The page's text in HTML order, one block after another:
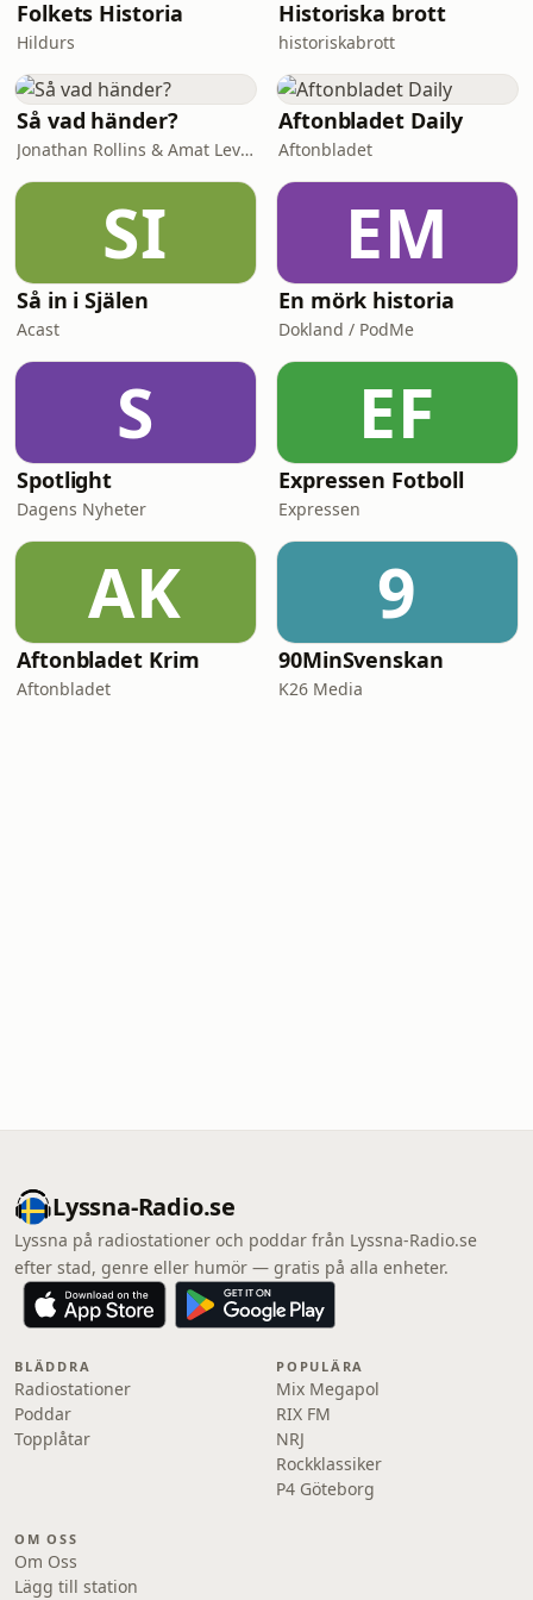
Folkets Historia
Hildurs
Historiska brott
historiskabrott
Så vad händer?
Jonathan Rollins & Amat Levin
Aftonbladet Daily
Aftonbladet
SI
Så in i Själen
Acast
EM
En mörk historia
Dokland / PodMe
S
Spotlight
Dagens Nyheter
EF
Expressen Fotboll
Expressen
AK
Aftonbladet Krim
Aftonbladet
9
90MinSvenskan
K26 Media
Lyssna-Radio.se
Lyssna på radiostationer och poddar från Lyssna-Radio.se
efter stad, genre eller humör — gratis på alla enheter.
BLÄDDRA
Radiostationer
Poddar
Topplåtar
POPULÄRA
Mix Megapol
RIX FM
NRJ
Rockklassiker
P4 Göteborg
OM OSS
Om Oss
Lägg till station